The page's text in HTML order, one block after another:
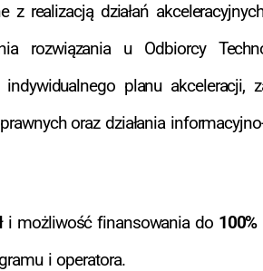
realizacją działań
rozwiązania u Odbiorcy
planu akceleracji,
oraz działania
i możliwość finansowania do
i operatora.